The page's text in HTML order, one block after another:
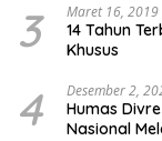
3 Maret 16, 2019
14 Tahun
Khusus
4 Desember 2,
Humas
Nasional